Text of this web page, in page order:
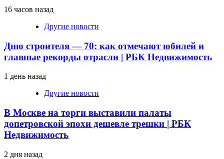
16 часов назад
Другие новости
Дню строителя — 70: как отмечают юбилей и
главные рекорды отрасли | РБК Недвижимость
1 день назад
Другие новости
В Москве на торги выставили палаты
допетровской эпохи дешевле трешки | РБК
Недвижимость
2 дня назад